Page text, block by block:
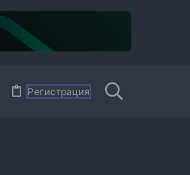
Регистрация